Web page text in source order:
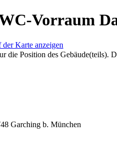
Vorraum
Karte anzeigen
die Position des Gebäude(teils).
Garching b. München